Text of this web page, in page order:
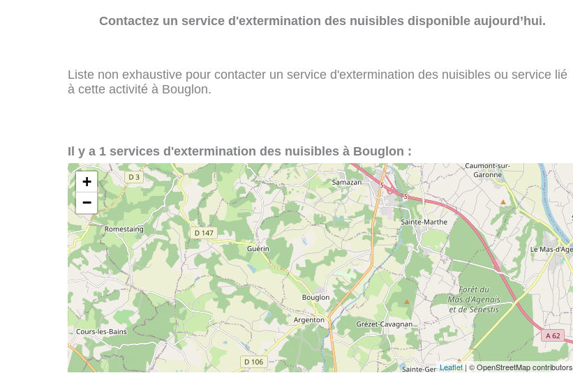
Contactez un service d'extermination des nuisibles disponible aujourd’hui.
Liste non exhaustive pour contacter un service d'extermination des nuisibles ou service lié
à cette activité à Bouglon.
Il y a 1 services d'extermination des nuisibles à Bouglon :
+
−
Leaflet | © OpenStreetMap contributors